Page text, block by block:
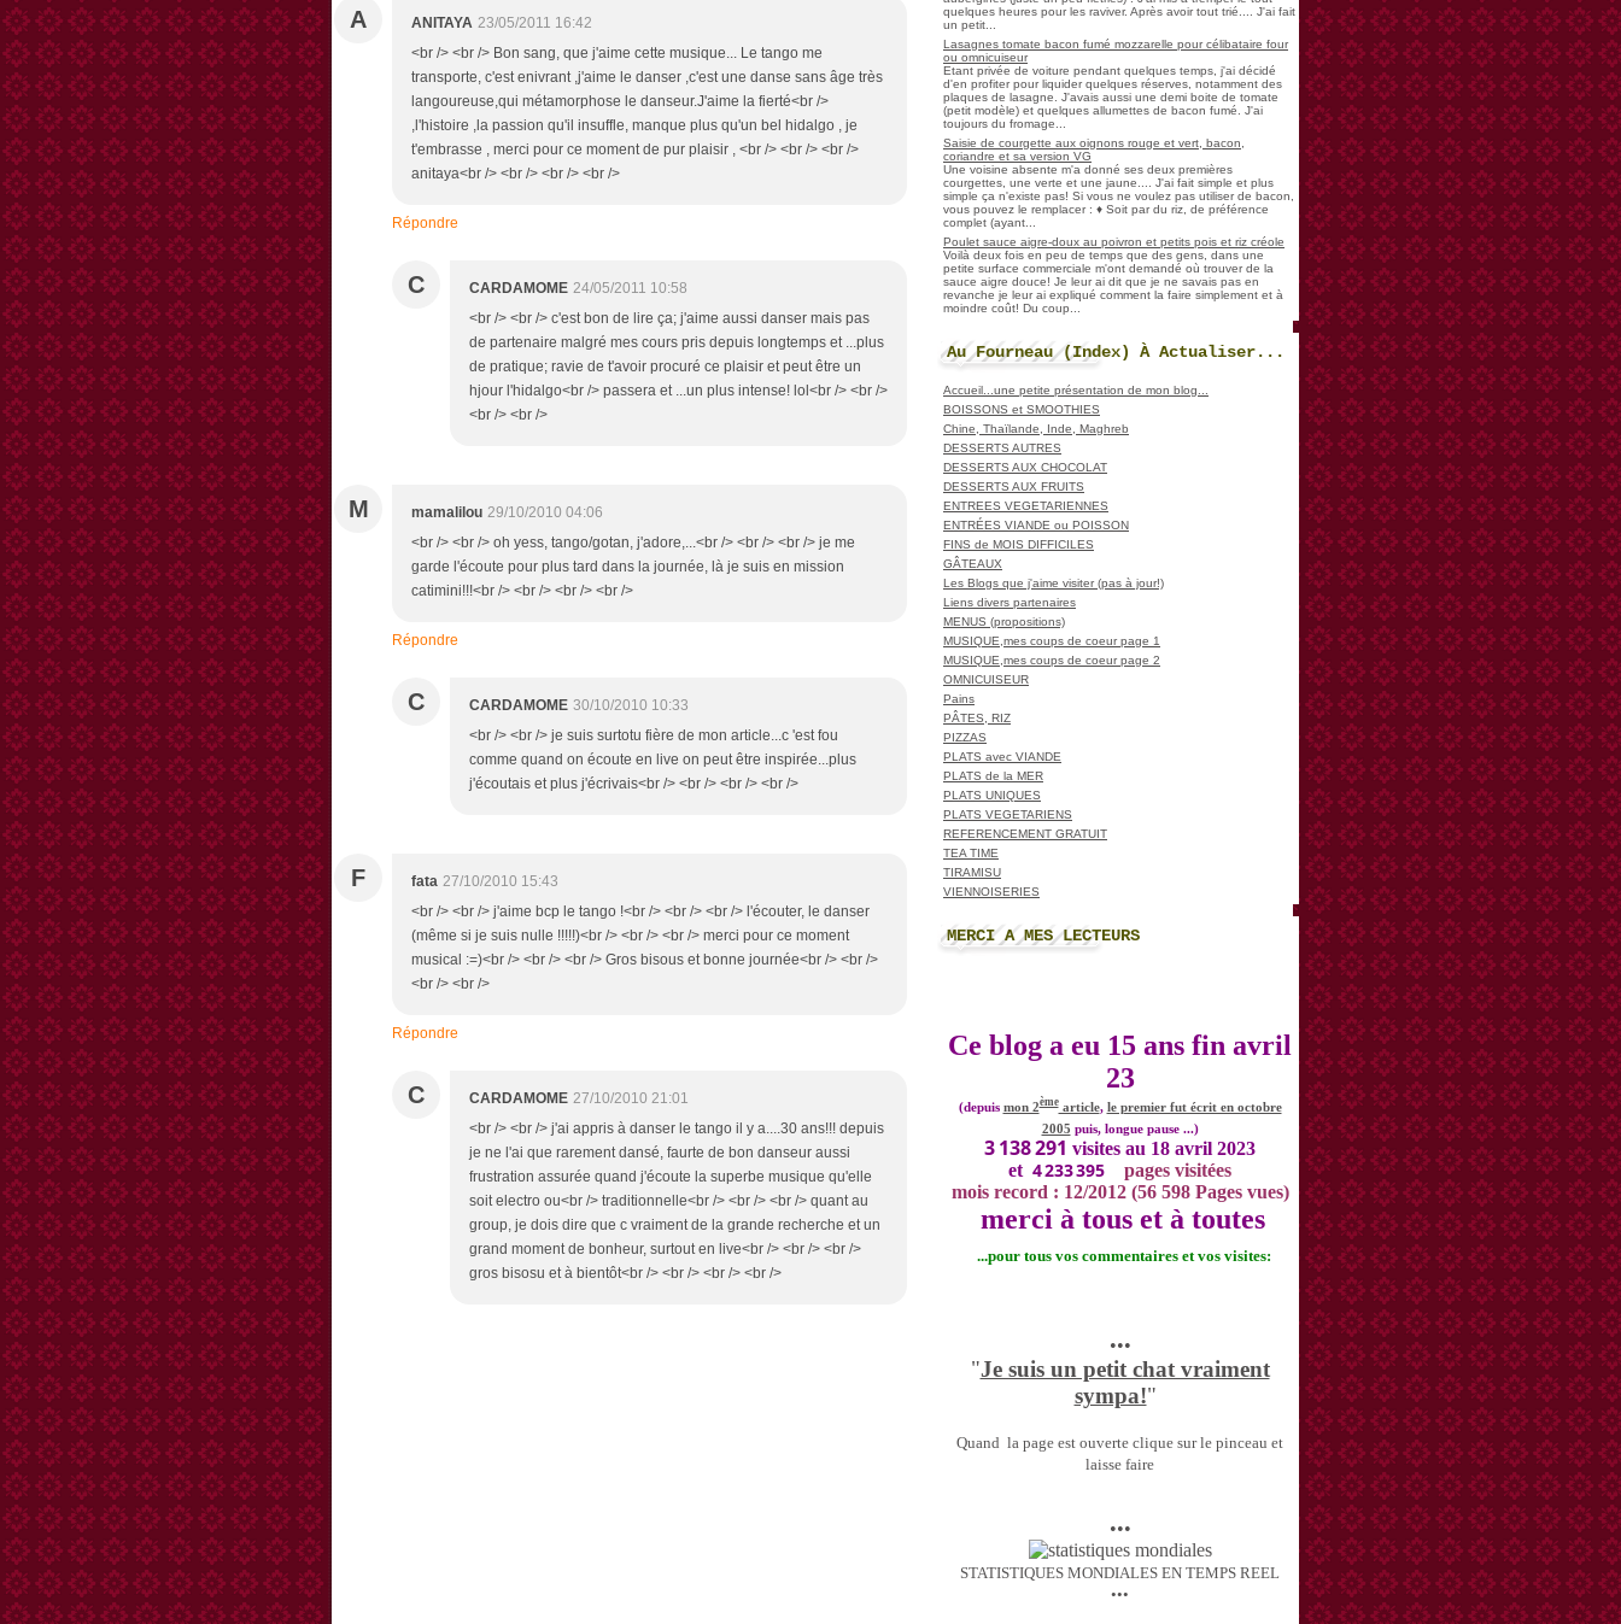
A ANITAYA 23/05/2011 16:42
<br /> <br /> Bon sang, que j'aime cette musique... Le tango me
transporte, c'est enivrant ,j'aime le danser ,c'est une danse sans âge très
langoureuse,qui métamorphose le danseur.J'aime la fierté<br />
,l'histoire ,la passion qu'il insuffle, manque plus qu'un bel hidalgo , je
t'embrasse , merci pour ce moment de pur plaisir , <br /> <br /> <br />
anitaya<br /> <br /> <br /> <br />
Répondre
C CARDAMOME 24/05/2011 10:58
<br /> <br /> c'est bon de lire ça; j'aime aussi danser mais pas
de partenaire malgré mes cours pris depuis longtemps et ...plus
de pratique; ravie de t'avoir procuré ce plaisir et peut être un
hjour l'hidalgo<br /> passera et ...un plus intense! lol<br /> <br />
<br /> <br />
M mamalilou 29/10/2010 04:06
<br /> <br /> oh yess, tango/gotan, j'adore,...<br /> <br /> <br /> je me
garde l'écoute pour plus tard dans la journée, là je suis en mission
catimini!!!<br /> <br /> <br /> <br />
Répondre
C CARDAMOME 30/10/2010 10:33
<br /> <br /> je suis surtotu fière de mon article...c 'est fou
comme quand on écoute en live on peut être inspirée...plus
j'écoutais et plus j'écrivais<br /> <br /> <br /> <br />
F fata 27/10/2010 15:43
<br /> <br /> j'aime bcp le tango !<br /> <br /> <br /> l'écouter, le danser
(même si je suis nulle !!!!!)<br /> <br /> <br /> merci pour ce moment
musical :=)<br /> <br /> <br /> Gros bisous et bonne journée<br /> <br />
<br /> <br />
Répondre
C CARDAMOME 27/10/2010 21:01
<br /> <br /> j'ai appris à danser le tango il y a....30 ans!!! depuis
je ne l'ai que rarement dansé, faurte de bon danseur aussi
frustration assurée quand j'écoute la superbe musique qu'elle
soit electro ou<br /> traditionnelle<br /> <br /> <br /> quant au
group, je dois dire que c vraiment de la grande recherche et un
grand moment de bonheur, surtout en live<br /> <br /> <br />
gros bisosu et à bientôt<br /> <br /> <br /> <br />
quelques heures pour les raviver. Après avoir tout trié.... J'ai fait
un petit...
Lasagnes tomate bacon fumé mozzarelle pour célibataire four
ou omnicuiseur
Etant privée de voiture pendant quelques temps, j'ai décidé
d'en profiter pour liquider quelques réserves, notamment des
plaques de lasagne. J'avais aussi une demi boite de tomate
(petit modèle) et quelques allumettes de bacon fumé. J'ai
toujours du fromage...
Saisie de courgette aux oignons rouge et vert, bacon,
coriandre et sa version VG
Une voisine absente m'a donné ses deux premières
courgettes, une verte et une jaune.... J'ai fait simple et plus
simple ça n'existe pas! Si vous ne voulez pas utiliser de bacon,
vous pouvez le remplacer : ♦ Soit par du riz, de préférence
complet (ayant...
Poulet sauce aigre-doux au poivron et petits pois et riz créole
Voilà deux fois en peu de temps que des gens, dans une
petite surface commerciale m'ont demandé où trouver de la
sauce aigre douce! Je leur ai dit que je ne savais pas en
revanche je leur ai expliqué comment la faire simplement et à
moindre coût! Du coup...
Au Fourneau (Index) À Actualiser...
Accueil...une petite présentation de mon blog...
BOISSONS et SMOOTHIES
Chine, Thaïlande, Inde, Maghreb
DESSERTS AUTRES
DESSERTS AUX CHOCOLAT
DESSERTS AUX FRUITS
ENTREES VEGETARIENNES
ENTRÉES VIANDE ou POISSON
FINS de MOIS DIFFICILES
GÂTEAUX
Les Blogs que j'aime visiter (pas à jour!)
Liens divers partenaires
MENUS (propositions)
MUSIQUE,mes coups de coeur page 1
MUSIQUE,mes coups de coeur page 2
OMNICUISEUR
Pains
PÂTES, RIZ
PIZZAS
PLATS avec VIANDE
PLATS de la MER
PLATS UNIQUES
PLATS VEGETARIENS
REFERENCEMENT GRATUIT
TEA TIME
TIRAMISU
VIENNOISERIES
MERCI A MES LECTEURS
Ce blog a eu 15 ans fin avril
23
(depuis mon 2èmearticle, le premier fut écrit en octobre
2005 puis, longue pause ...)
3 138 291 visites au 18 avril 2023
et 4 233 395
pages visitées
mois record : 12/2012 (56 598 Pages vues)
merci à tous et à toutes
...pour tous vos commentaires et vos visites:
•••
"Je suis un petit chat vraiment
sympa!"
Quand la page est ouverte clique sur le pinceau et
laisse faire
•••
STATISTIQUES MONDIALES EN TEMPS REEL
•••